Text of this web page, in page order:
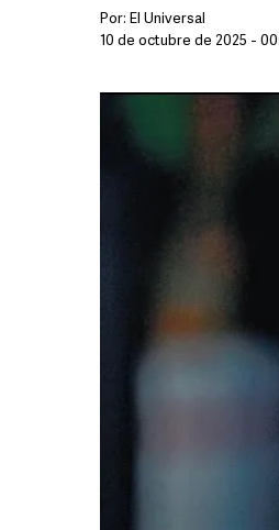
Por: El Universal
10 de octubre de 2025 -